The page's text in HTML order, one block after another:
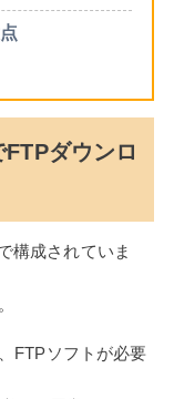
ダウンロ
構成されていま
FTPソフトが必要